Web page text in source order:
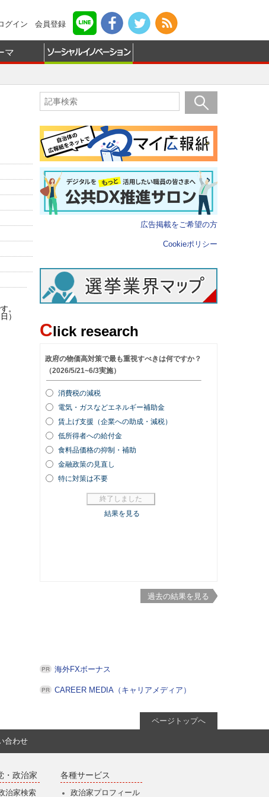
グイン 会員登録
マ
。
）
広告掲載をご希望の方
Cookieポリシー
Click research
過去の結果を見る
海外FXボーナス
CAREER MEDIA（キャリアメディア）
ページトップへ
合わせ
・政治家
治家検索
各種サービス
政治家プロフィール